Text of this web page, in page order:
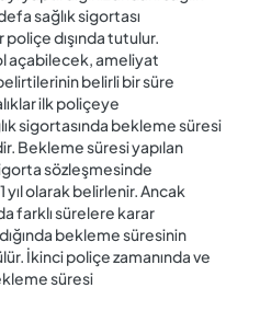
sağlık sigortası
poliçe dışında tutulur.
açabilecek, ameliyat
belirli bir süre
ilk poliçeye
sigortasında bekleme süresi
Bekleme süresi yapılan
sözleşmesinde
olarak belirlenir. Ancak
farklı sürelere karar
bekleme süresinin
İkinci poliçe zamanında ve
süresi